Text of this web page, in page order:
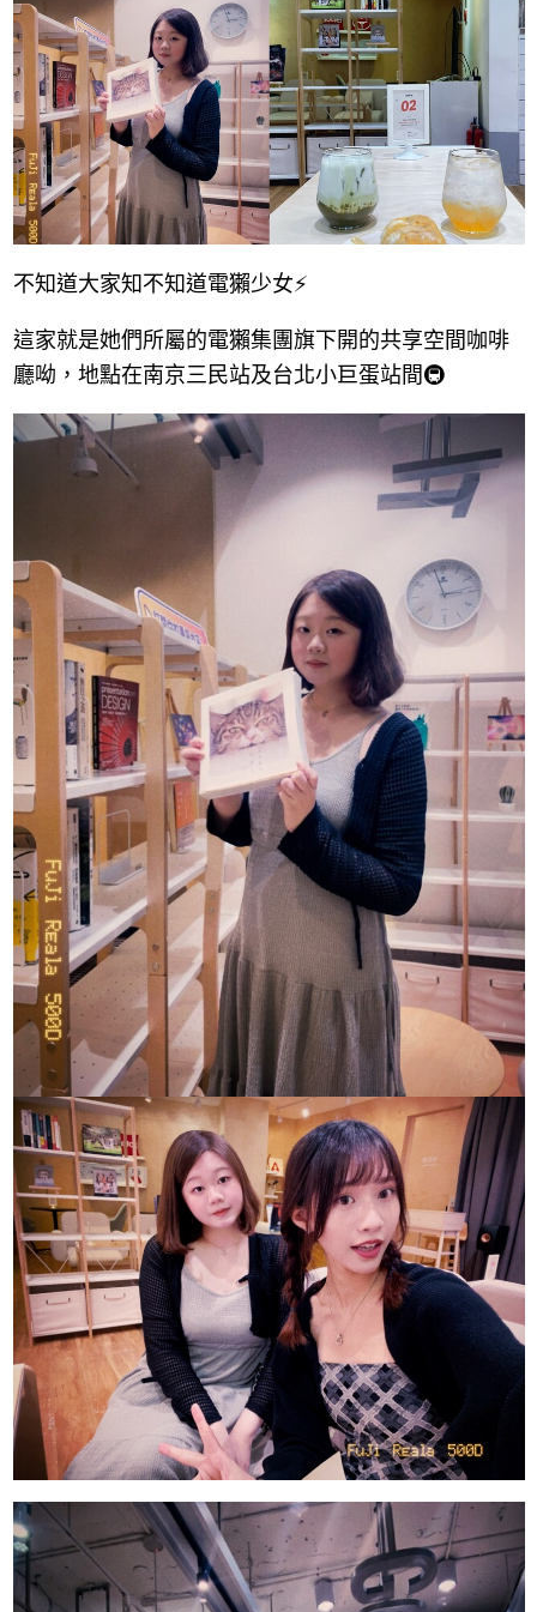
不知道大家知不知道電獺少女⚡️
這家就是她們所屬的電獺集團旗下開的共享空間咖啡
廳呦，地點在南京三民站及台北小巨蛋站間🚇